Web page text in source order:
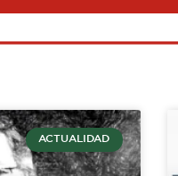
ACTUALIDAD